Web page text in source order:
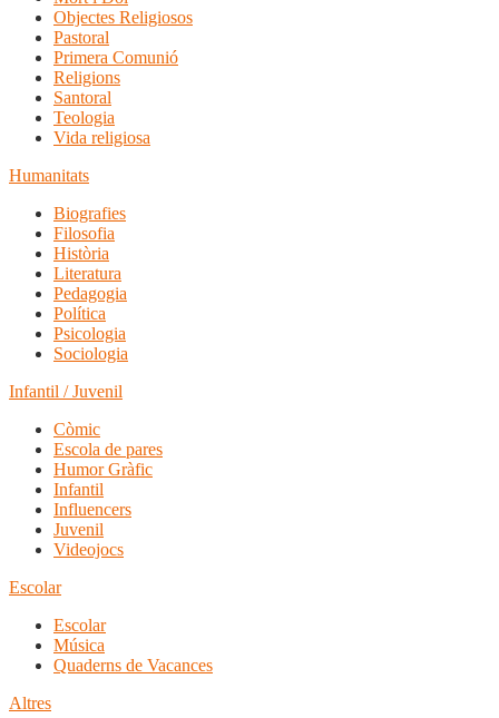
Objectes Religiosos
Pastoral
Primera Comunió
Religions
Santoral
Teologia
Vida religiosa
Humanitats
Biografies
Filosofia
Història
Literatura
Pedagogia
Política
Psicologia
Sociologia
Infantil / Juvenil
Còmic
Escola de pares
Humor Gràfic
Infantil
Influencers
Juvenil
Videojocs
Escolar
Escolar
Música
Quaderns de Vacances
Altres